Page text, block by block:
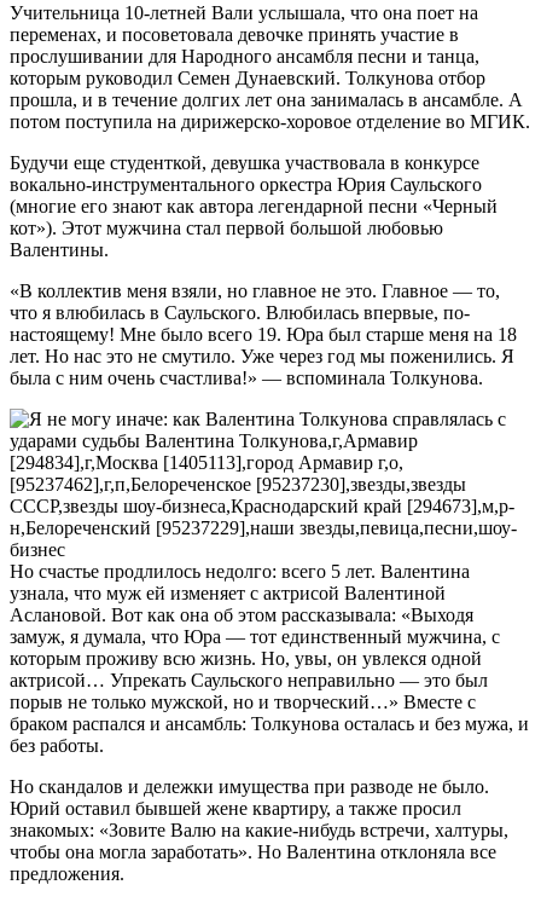
Учительница 10-летней Вали услышала, что она поет на
переменах, и посоветовала девочке принять участие в
прослушивании для Народного ансамбля песни и танца,
которым руководил Семен Дунаевский. Толкунова отбор
прошла, и в течение долгих лет она занималась в ансамбле. А
потом поступила на дирижерско-хоровое отделение во МГИК.
Будучи еще студенткой, девушка участвовала в конкурсе
вокально-инструментального оркестра Юрия Саульского
(многие его знают как автора легендарной песни «Черный
кот»). Этот мужчина стал первой большой любовью
Валентины.
«В коллектив меня взяли, но главное не это. Главное — то,
что я влюбилась в Саульского. Влюбилась впервые, по-
настоящему! Мне было всего 19. Юра был старше меня на 18
лет. Но нас это не смутило. Уже через год мы поженились. Я
была с ним очень счастлива!» — вспоминала Толкунова.
Но счастье продлилось недолго: всего 5 лет. Валентина
узнала, что муж ей изменяет с актрисой Валентиной
Аслановой. Вот как она об этом рассказывала: «Выходя
замуж, я думала, что Юра — тот единственный мужчина, с
которым проживу всю жизнь. Но, увы, он увлекся одной
актрисой… Упрекать Саульского неправильно — это был
порыв не только мужской, но и творческий…» Вместе с
браком распался и ансамбль: Толкунова осталась и без мужа, и
без работы.
Но скандалов и дележки имущества при разводе не было.
Юрий оставил бывшей жене квартиру, а также просил
знакомых: «Зовите Валю на какие-нибудь встречи, халтуры,
чтобы она могла заработать». Но Валентина отклоняла все
предложения.